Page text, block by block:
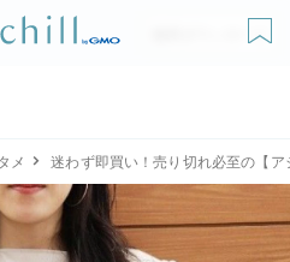
無料ダウンロード
メ 迷わず即買い！売り切れ必至の【